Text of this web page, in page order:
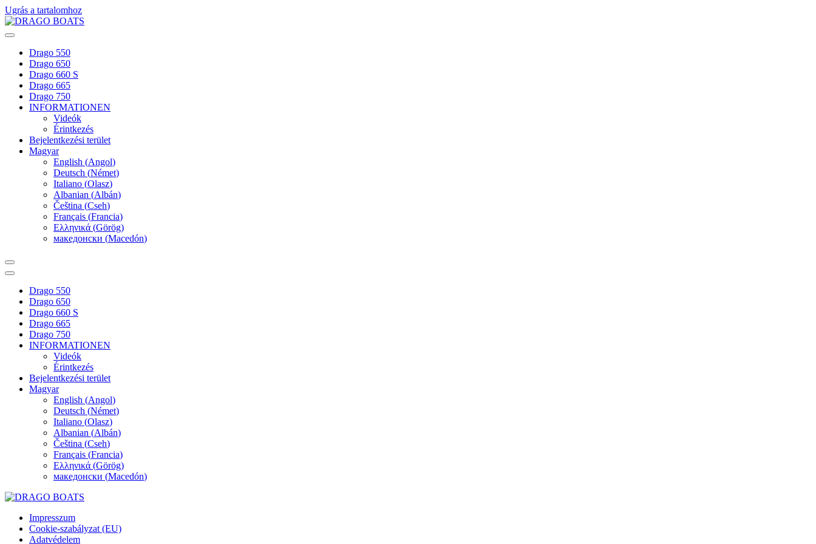
Ugrás a tartalomhoz
Drago 550
Drago 650
Drago 660 S
Drago 665
Drago 750
INFORMATIONEN
Videók
Érintkezés
Bejelentkezési terület
Magyar
English (Angol)
Deutsch (Német)
Italiano (Olasz)
Albanian (Albán)
Čeština (Cseh)
Français (Francia)
Ελληνικά (Görög)
македонски (Macedón)
Drago 550
Drago 650
Drago 660 S
Drago 665
Drago 750
INFORMATIONEN
Videók
Érintkezés
Bejelentkezési terület
Magyar
English (Angol)
Deutsch (Német)
Italiano (Olasz)
Albanian (Albán)
Čeština (Cseh)
Français (Francia)
Ελληνικά (Görög)
македонски (Macedón)
Impresszum
Cookie-szabályzat (EU)
Adatvédelem